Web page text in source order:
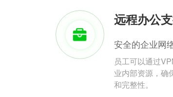
远程办公
安全的企业网
员工可以通过
业内部资源，确
和完整性。